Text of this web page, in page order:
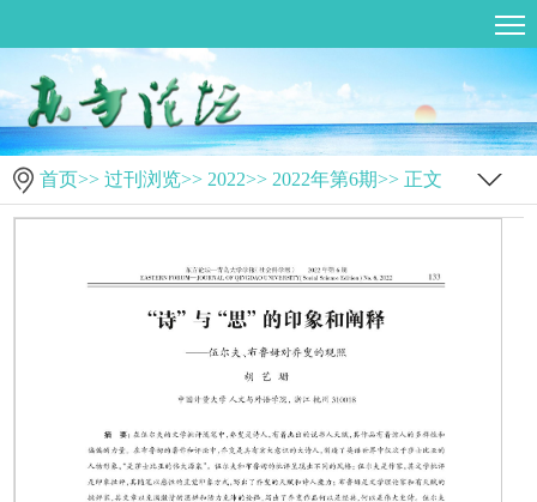
首页>> 过刊浏览>> 2022>> 2022年第6期>> 正文